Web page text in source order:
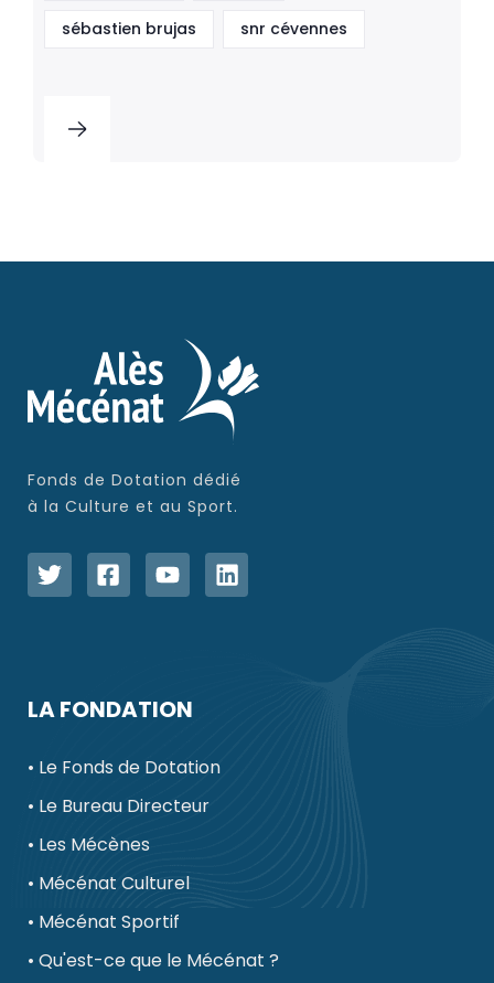
sébastien brujas snr cévennes
Fonds de Dotation dédié
à la Culture et au Sport.
LA FONDATION
• Le Fonds de Dotation
• Le Bureau Directeur
• Les Mécènes
• Mécénat Culturel
• Mécénat Sportif
• Qu'est-ce que le Mécénat ?